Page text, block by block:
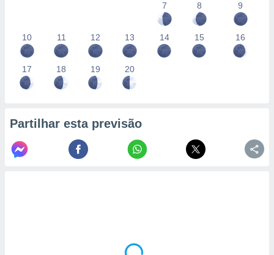
7
8 9
10 11 12 13 14 15 16
17 18 19 20
Partilhar esta previsão